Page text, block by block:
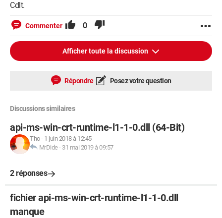
Cdlt.
Commenter 0
Afficher toute la discussion
Répondre Posez votre question
Discussions similaires
api-ms-win-crt-runtime-l1-1-0.dll (64-Bit)
Tho- 1 juin 2018 à 12:45
MrDide- 31 mai 2019 à 09:57
2 réponses
fichier api-ms-win-crt-runtime-l1-1-0.dll
manque